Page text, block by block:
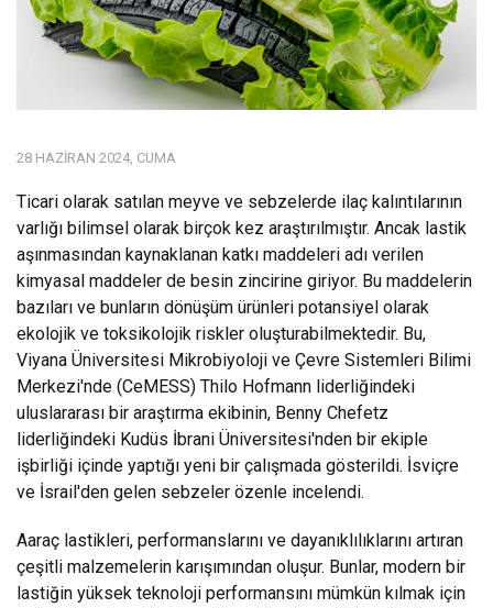
28 HAZIRAN 2024, CUMA
Ticari olarak satılan meyve ve sebzelerde ilaç kalıntılarının
varlığı bilimsel olarak birçok kez araştırılmıştır. Ancak lastik
aşınmasından kaynaklanan katkı maddeleri adı verilen
kimyasal maddeler de besin zincirine giriyor. Bu maddelerin
bazıları ve bunların dönüşüm ürünleri potansiyel olarak
ekolojik ve toksikolojik riskler oluşturabilmektedir. Bu,
Viyana Üniversitesi Mikrobiyoloji ve Çevre Sistemleri Bilimi
Merkezi'nde (CeMESS) Thilo Hofmann liderliğindeki
uluslararası bir araştırma ekibinin, Benny Chefetz
liderliğindeki Kudüs İbrani Üniversitesi'nden bir ekiple
işbirliği içinde yaptığı yeni bir çalışmada gösterildi. İsviçre
ve İsrail'den gelen sebzeler özenle incelendi.
Aaraç lastikleri, performanslarını ve dayanıklılıklarını artıran
çeşitli malzemelerin karışımından oluşur. Bunlar, modern bir
lastiğin yüksek teknoloji performansını mümkün kılmak için